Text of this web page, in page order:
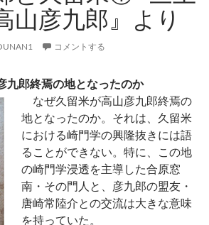
山彦九郎』より
コメントする
九郎終焉の地となったのか
なぜ久留米が高山彦九郎終焉の
地となったのか。それは、久留米
における崎門学の興隆抜きには語
ることができない。特に、この地
の崎門学浸透を主導した合原窓
南・その門人と、彦九郎の盟友・
唐崎常陸介との交流は大きな意味
を持っていた。